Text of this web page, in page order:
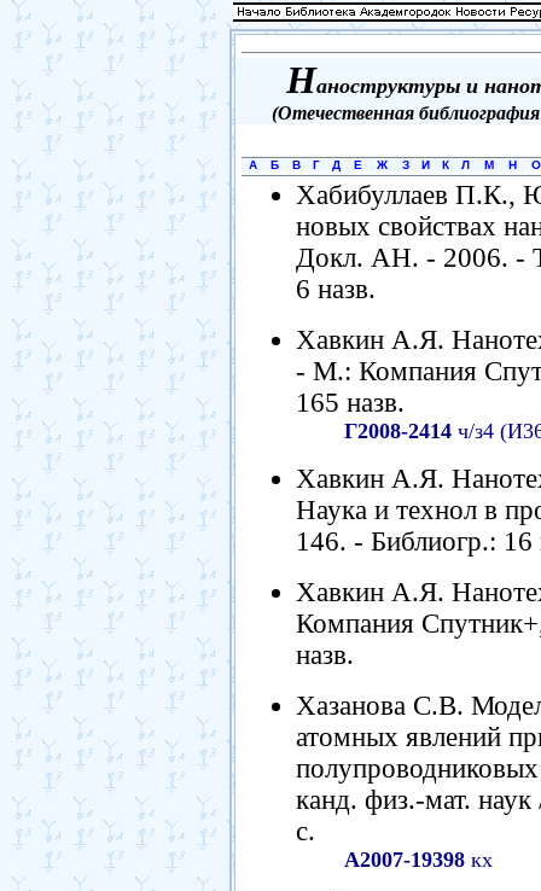
Наноструктуры и
(Отечественная библиография
А Б В Г Д Е Ж З И К Л М Н О
Хабибуллаев
новых свойствах
Докл. АН. - 2006. -
6 назв.
Хавкин А.Я.
- М.: Компания
165 назв.
Г2008-2414 ч/з4
Хавкин А.Я.
Наука и технол в
146. - Библиогр.: 16
Хавкин А.Я.
Компания
назв.
Хазанова С.В.
атомных явлений
канд. физ.-мат.
с.
А2007-19398 кх